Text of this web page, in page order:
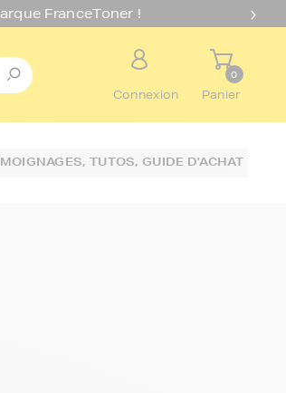
FranceToner !
Connexion
0
Panier
TUTOS,GUIDE D'ACHAT